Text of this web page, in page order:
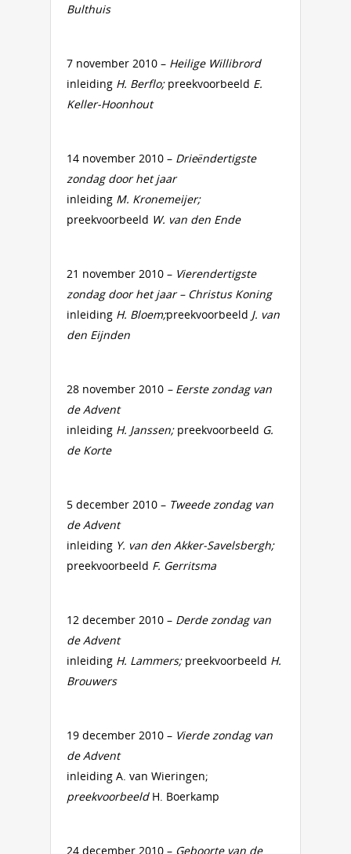
Bulthuis
7 november 2010 – Heilige Willibrord
inleiding H. Berflo;preekvoorbeeld E.
Keller-Hoonhout
14 november 2010 – Drieëndertigste
zondag door het jaar
inleiding M. Kronemeijer;
preekvoorbeeld W. van den Ende
21 november 2010 – Vierendertigste
zondag door het jaar – Christus Koning
inleiding H. Bloem;preekvoorbeeld J. van
den Eijnden
28 november 2010 – Eerste zondag van
de Advent
inleiding H. Janssen;preekvoorbeeld G.
de Korte
5 december 2010 – Tweede zondag van
de Advent
inleiding Y. van den Akker-Savelsbergh;
preekvoorbeeld F. Gerritsma
12 december 2010 – Derde zondag van
de Advent
inleiding H. Lammers;preekvoorbeeld H.
Brouwers
19 december 2010 – Vierde zondag van
de Advent
inleiding A. van Wieringen;
preekvoorbeeldH. Boerkamp
24 december 2010 – Geboorte van de